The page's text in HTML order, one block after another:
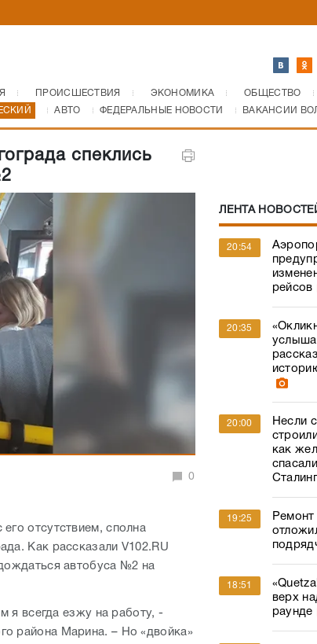
ПРОИСШЕСТВИЯ ЭКОНОМИКА ОБЩЕСТВО
АВТО ФЕДЕРАЛЬНЫЕ НОВОСТИ ВАКАНСИИ
спеклись
0
отсутствием, сполна
Как рассказали V102.RU
автобуса №2 на
я всегда езжу на работу, -
района Марина. – Но «двойка»
ЛЕНТА
20:54
рейсов
20:35
20:00
Несли
как
19:25
Ремонт
18:51
верх
раунде